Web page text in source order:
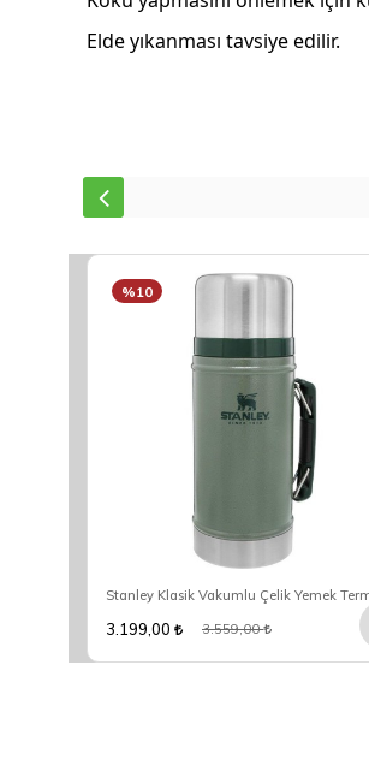
Elde yıkanması tavsiye edilir.
%10
3.199,00 3.559,00